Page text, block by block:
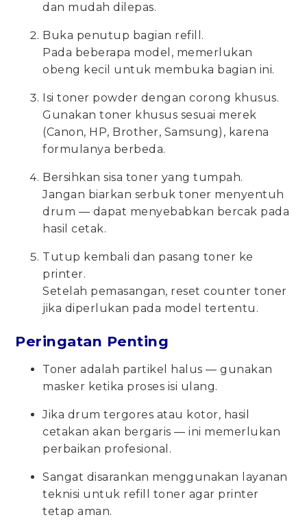
dan mudah dilepas.
Buka penutup bagian refill.
Pada beberapa model, memerlukan
obeng kecil untuk membuka bagian ini.
Isi toner powder dengan corong khusus.
Gunakan toner khusus sesuai merek
(Canon, HP, Brother, Samsung), karena
formulanya berbeda.
Bersihkan sisa toner yang tumpah.
Jangan biarkan serbuk toner menyentuh
drum — dapat menyebabkan bercak pada
hasil cetak.
Tutup kembali dan pasang toner ke
printer.
Setelah pemasangan, reset counter toner
jika diperlukan pada model tertentu.
Peringatan Penting
Toner adalah partikel halus — gunakan
masker ketika proses isi ulang.
Jika drum tergores atau kotor, hasil
cetakan akan bergaris — ini memerlukan
perbaikan profesional.
Sangat disarankan menggunakan layanan
teknisi untuk refill toner agar printer
tetap aman.